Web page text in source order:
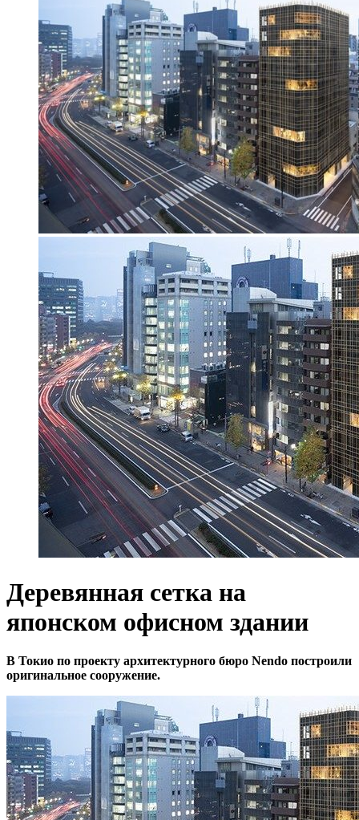
Деревянная сетка на
японском офисном здании
В Токио по проекту архитектурного бюро Nendo построили
оригинальное сооружение.